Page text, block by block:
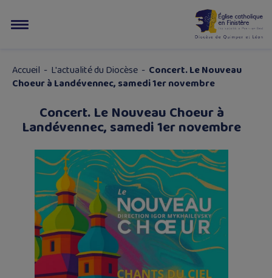
Accueil - L'actualité du Diocèse - Concert. Le Nouveau
Choeur à Landévennec, samedi 1er novembre
Concert. Le Nouveau Choeur à
Landévennec, samedi 1er novembre